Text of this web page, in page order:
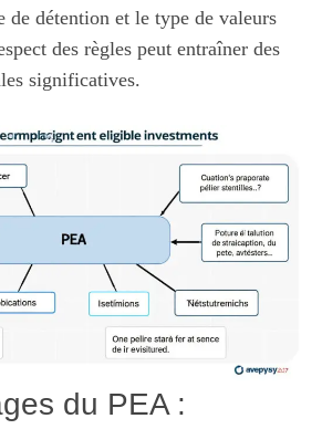
de détention et le type de valeurs
des règles peut entraîner des
significatives.
du PEA :